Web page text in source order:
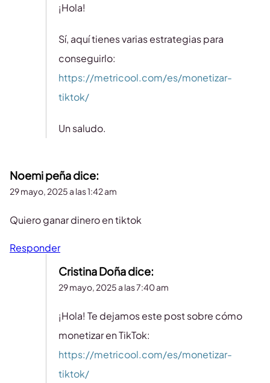
¡Hola!
Sí, aquí tienes varias estrategias para
conseguirlo:
https://metricool.com/es/monetizar-
tiktok/
Un saludo.
Noemi peñadice:
29 mayo, 2025 a las 1:42 am
Quiero ganar dinero en tiktok
Responder
Cristina Doñadice:
29 mayo, 2025 a las 7:40 am
¡Hola! Te dejamos este post sobre cómo
monetizar en TikTok:
https://metricool.com/es/monetizar-
tiktok/